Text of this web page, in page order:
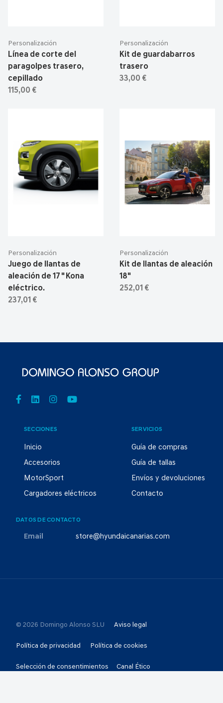
Personalización
Línea de corte del
paragolpes trasero,
cepillado
115,00 €
Personalización
Kit de guardabarros
trasero
33,00 €
Personalización
Juego de llantas de
aleación de 17 " Kona
eléctrico.
237,01 €
Personalización
Kit de llantas de aleación
18"
252,01 €
SECCIONES
Inicio
Accesorios
MotorSport
Cargadores eléctricos
SERVICIOS
Guía de compras
Guía de tallas
Envíos y devoluciones
Contacto
DATOS DE CONTACTO
Email store@hyundaicanarias.com
© 2026 Domingo Alonso SLU Aviso legal
Política de privacidad Política de cookies
Selección de consentimientos Canal Ético